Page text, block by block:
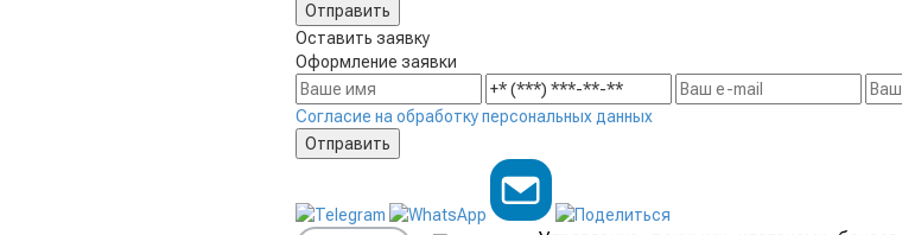
Оставить заявку
Оформление заявки
Согласие на обработку персональных данных